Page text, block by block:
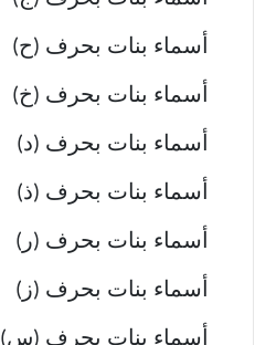
أسماء بنات بحرف (ح)
أسماء بنات بحرف (خ)
أسماء بنات بحرف (د)
أسماء بنات بحرف (ذ)
أسماء بنات بحرف (ر)
أسماء بنات بحرف (ز)
أسماء بنات بحرف (س)